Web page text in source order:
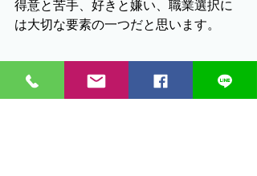
得意と苦手、好きと嫌い、職業選択に
は大切な要素の一つだと思います。